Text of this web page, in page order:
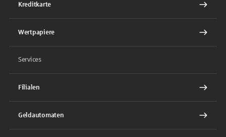
Kreditkarte
Wertpapiere
Services
Filialen
Geldautomaten